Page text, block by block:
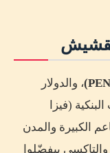
، والدولار
الكروت البنكية (فيزا
الكبيرة والمدن
بيفضّلوا